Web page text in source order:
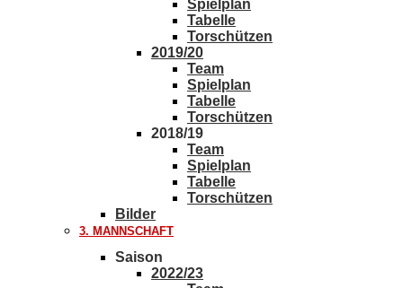
Spielplan
Tabelle
Torschützen
2019/20
Team
Spielplan
Tabelle
Torschützen
2018/19
Team
Spielplan
Tabelle
Torschützen
Bilder
3. MANNSCHAFT
Saison
2022/23